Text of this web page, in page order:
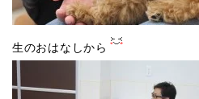
生のおはなしから